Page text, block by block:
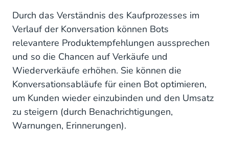
Durch das Verständnis des Kaufprozesses im
Verlauf der Konversation können Bots
relevantere Produktempfehlungen aussprechen
und so die Chancen auf Verkäufe und
Wiederverkäufe erhöhen. Sie können die
Konversationsabläufe für einen Bot optimieren,
um Kunden wieder einzubinden und den Umsatz
zu steigern (durch Benachrichtigungen,
Warnungen, Erinnerungen).